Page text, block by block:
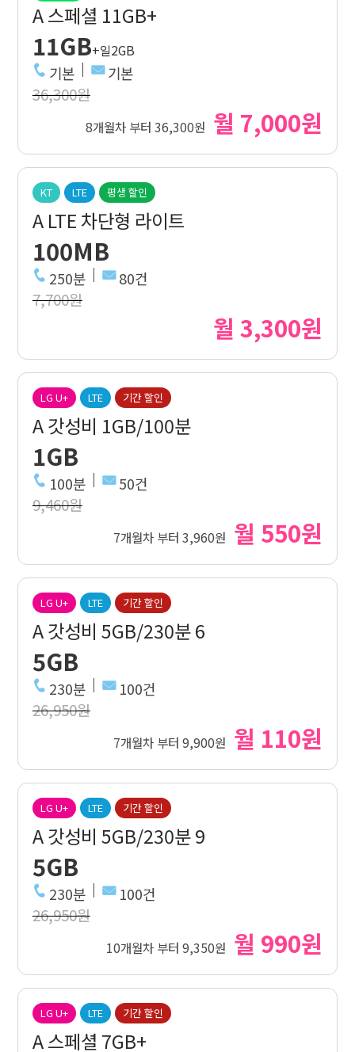
A 스페셜 11GB+
11GB+일2GB
기본 기본
36,300원
8개월차 부터 36,300원 월 7,000원
KT LTE 평생 할인
A LTE 차단형 라이트
100MB
250분 80건
7,700원
월 3,300원
LG U+ LTE 기간 할인
A 갓성비 1GB/100분
1GB
100분 50건
9,460원
7개월차 부터 3,960원 월 550원
LG U+ LTE 기간 할인
A 갓성비 5GB/230분 6
5GB
230분 100건
26,950원
7개월차 부터 9,900원 월 110원
LG U+ LTE 기간 할인
A 갓성비 5GB/230분 9
5GB
230분 100건
26,950원
10개월차 부터 9,350원 월 990원
LG U+ LTE 기간 할인
A 스페셜 7GB+